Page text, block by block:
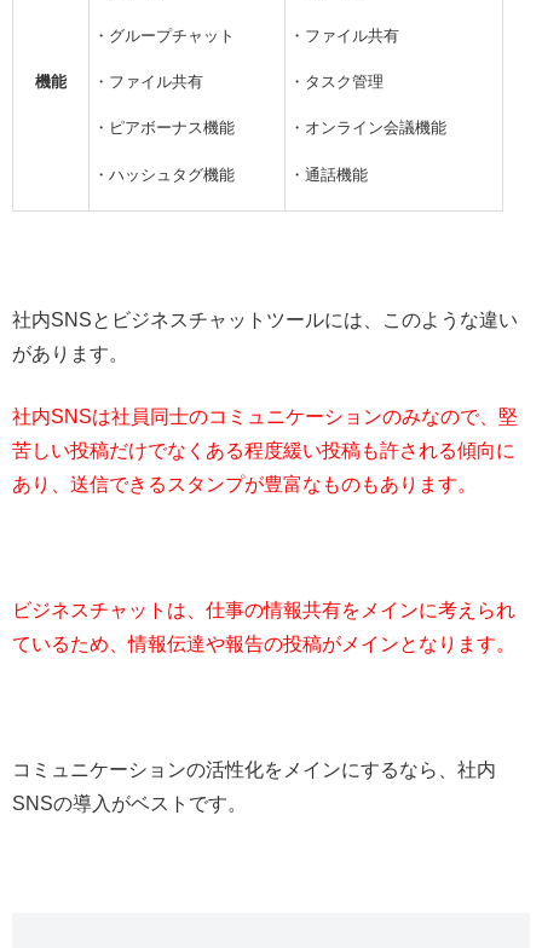
機能
・グループチャット
・ファイル共有
・ピアボーナス機能
・ハッシュタグ機能
・ファイル共有
・タスク管理
・オンライン会議機能
・通話機能
社内SNSとビジネスチャットツールには、このような違い
があります。
社内SNSは社員同士のコミュニケーションのみなので、堅
苦しい投稿だけでなくある程度緩い投稿も許される傾向に
あり、送信できるスタンプが豊富なものもあります。
ビジネスチャットは、仕事の情報共有をメインに考えられ
ているため、情報伝達や報告の投稿がメインとなります。
コミュニケーションの活性化をメインにするなら、社内
SNSの導入がベストです。